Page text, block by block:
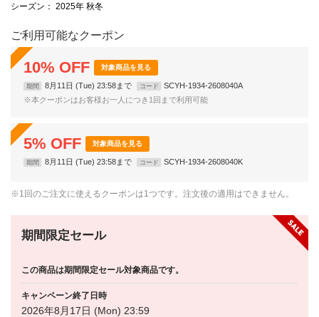
シーズン ： 2025年 秋冬
ご利用可能なクーポン
10% OFF 対象商品を見る
期間 8月11日 (Tue) 23:58まで コード
SCYH-1934-2608040A
※本クーポンはお客様お一人につき1回まで利用可能
5% OFF 対象商品を見る
期間 8月11日 (Tue) 23:58まで コード SCYH-1934-2608040K
※1回のご注文に使えるクーポンは1つです。注文後の適用はできません。
期間限定セール
この商品は期間限定セール対象商品です。
キャンペーン終了日時
2026年8月17日 (Mon) 23:59